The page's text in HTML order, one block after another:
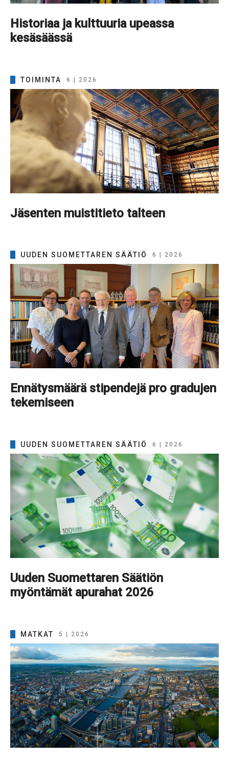
Historiaa ja kulttuuria upeassa
kesäsäässä
TOIMINTA 6 | 2026
Jäsenten muistitieto talteen
UUDEN SUOMETTAREN SÄÄTIÖ 6 | 2026
Ennätysmäärä stipendejä pro gradujen
tekemiseen
UUDEN SUOMETTAREN SÄÄTIÖ 6 | 2026
Uuden Suomettaren Säätiön
myöntämät apurahat 2026
MATKAT 5 | 2026